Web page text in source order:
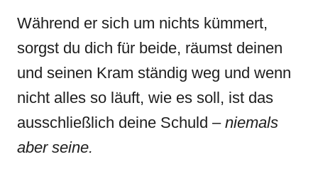
Während er sich um nichts kümmert,
sorgst du dich für beide, räumst deinen
und seinen Kram ständig weg und wenn
nicht alles so läuft, wie es soll, ist das
ausschließlich deine Schuld – niemals
aber seine.